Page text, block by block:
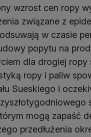
wzrost cen ropy
związane z
w czasie
popytu na
dla drogiej ropy
ropy i paliw
Sueskiego i
mogą zapaść
przedłużenia